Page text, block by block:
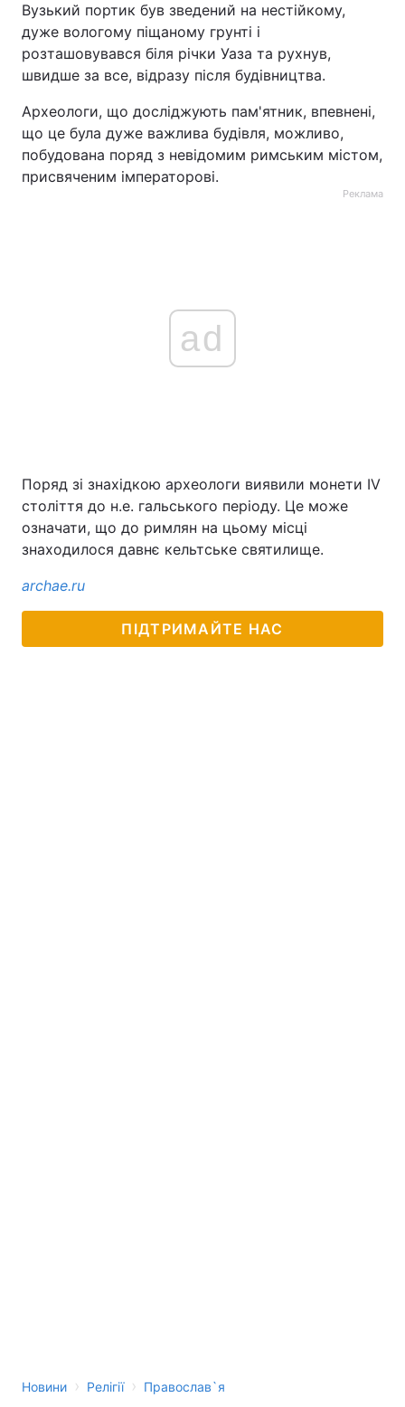
Вузький портик був зведений на нестійкому,
дуже вологому піщаному грунті і
розташовувався біля річки Уаза та рухнув,
швидше за все, відразу після будівництва.
Археологи, що досліджують пам'ятник, впевнені,
що це була дуже важлива будівля, можливо,
побудована поряд з невідомим римським містом,
присвяченим імператорові.
Реклама
ad
Поряд зі знахідкою археологи виявили монети IV
століття до н.е. гальського періоду. Це може
означати, що до римлян на цьому місці
знаходилося давнє кельтське святилище.
archae.ru
ПІДТРИМАЙТЕ НАС
Новини › Релігії › Православ`я